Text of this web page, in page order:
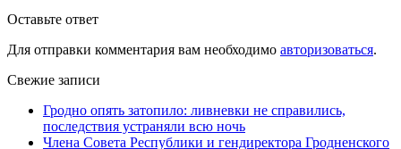
Оставьте ответ
Для отправки комментария вам необходимо авторизоваться.
Свежие записи
Гродно опять затопило: ливневки не справились,
последствия устраняли всю ночь
Члена Совета Республики и гендиректора Гродненского